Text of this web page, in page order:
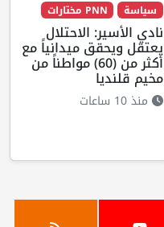
سياسة PNN مختارات
نادي الأسير: الاحتلال
يعتقل ويحقق ميدانياً مع
أكثر من (60) مواطناً من
مخيم قلنديا
منذ 10 ساعات